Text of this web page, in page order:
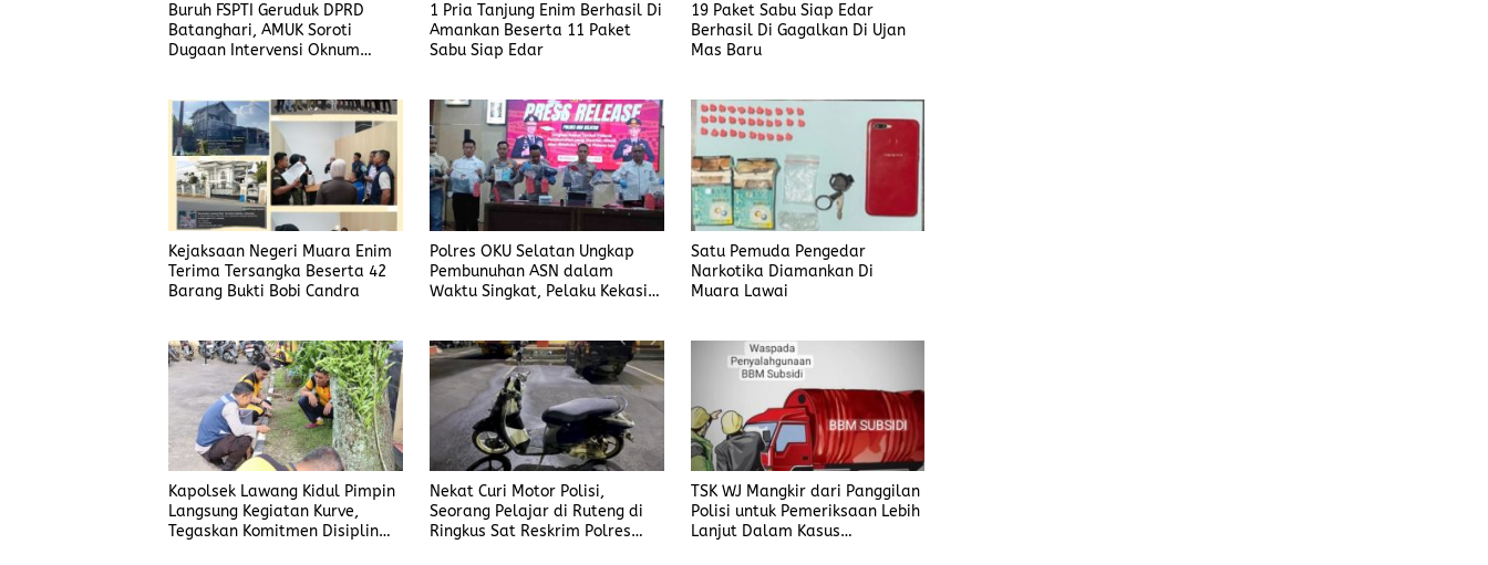
Buruh FSPTI Geruduk DPRD
Batanghari, AMUK Soroti
Dugaan Intervensi Oknum
1 Pria Tanjung Enim Berhasil Di
Amankan Beserta 11 Paket
Sabu Siap Edar
19 Paket Sabu Siap Edar
Berhasil Di Gagalkan Di Ujan
Mas Baru
Kejaksaan Negeri Muara Enim
Terima Tersangka Beserta 42
Barang Bukti Bobi Candra
Polres OKU Selatan Ungkap
Pembunuhan ASN dalam
Waktu Singkat, Pelaku Kekasih
Satu Pemuda Pengedar
Narkotika Diamankan Di
Muara Lawai
Kapolsek Lawang Kidul Pimpin
Langsung Kegiatan Kurve,
Tegaskan Komitmen Disiplin
Nekat Curi Motor Polisi,
Seorang Pelajar di Ruteng di
Ringkus Sat Reskrim Polres
TSK WJ Mangkir dari Panggilan
Polisi untuk Pemeriksaan Lebih
Lanjut Dalam Kasus